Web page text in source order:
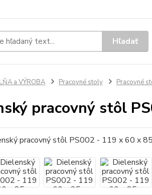
Hľadať
a VÝROBA Pracovné stoly Pracovné
pracovný stôl